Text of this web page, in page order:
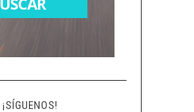
¡SÍGUENOS!